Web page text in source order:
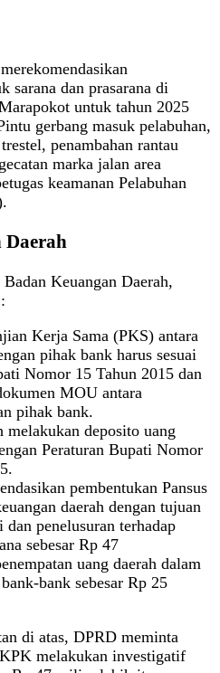
sarana dan prasarana di
untuk tahun 2025
gerbang masuk pelabuhan,
penambahan rantau
marka jalan area
keamanan Pelabuhan
Daerah
Keuangan Daerah,
Kerja Sama (PKS) antara
pihak bank harus sesuai
Nomor 15 Tahun 2015 dan
MOU antara
pihak bank.
melakukan deposito uang
Peraturan Bupati Nomor
pembentukan Pansus
daerah dengan tujuan
penelusuran terhadap
sebesar Rp 47
uang daerah dalam
bank sebesar Rp 25
di atas, DPRD meminta
melakukan investigatif